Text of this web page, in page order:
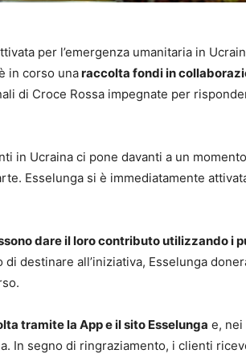
per l’emergenza umanitaria in
in corso unaraccolta fondi in
di Croce Rossa impegnate per
in Ucraina ci pone davanti a un
Esselunga si è immediatamente
dare il loro contributo utilizzando i
destinare all’iniziativa, Esselunga
tramite la App e il sito Esselunga e,
In segno di ringraziamento, i clienti